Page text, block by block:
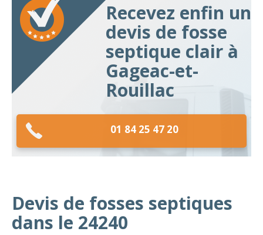
Recevez enfin un
devis de fosse
septique clair à
Gageac-et-
Rouillac
01 84 25 47 20
Devis de fosses septiques
dans le 24240